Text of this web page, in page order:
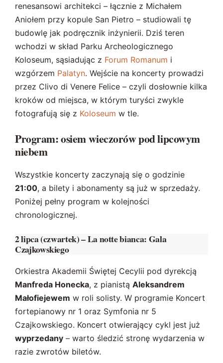
renesansowi architekci – łącznie z Michałem
Aniołem przy kopule San Pietro – studiowali tę
budowlę jak podręcznik inżynierii. Dziś teren
wchodzi w skład Parku Archeologicznego
Koloseum, sąsiadując z Forum Romanum i
wzgórzem Palatyn. Wejście na koncerty prowadzi
przez Clivo di Venere Felice – czyli dosłownie kilka
kroków od miejsca, w którym turyści zwykle
fotografują się z Koloseum w tle.
Program: osiem wieczorów pod lipcowym
niebem
Wszystkie koncerty zaczynają się o godzinie
21:00, a bilety i abonamenty są już w sprzedaży.
Poniżej pełny program w kolejności
chronologicznej.
2 lipca (czwartek) – La notte bianca: Gala
Czajkowskiego
Orkiestra Akademii Świętej Cecylii pod dyrekcją
Manfreda Honecka, z pianistą Aleksandrem
Małofiejewem w roli solisty. W programie Koncert
fortepianowy nr 1 oraz Symfonia nr 5
Czajkowskiego. Koncert otwierający cykl jest już
wyprzedany – warto śledzić stronę wydarzenia w
razie zwrotów biletów.